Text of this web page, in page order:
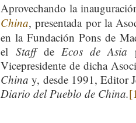
Aprovechando la
China, presentada por la
en la Fundación Pons de
el StaffdeEcos de Asia
Vicepresidente de dicha
China y, desde 1991, Editor
Diario del Pueblo de China.